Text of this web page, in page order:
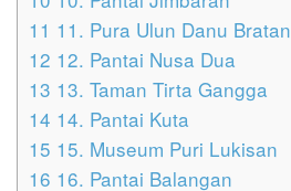
11 11. Pura Ulun Danu Bratan
12 12. Pantai Nusa Dua
13 13. Taman Tirta Gangga
14 14. Pantai Kuta
15 15. Museum Puri Lukisan
16 16. Pantai Balangan